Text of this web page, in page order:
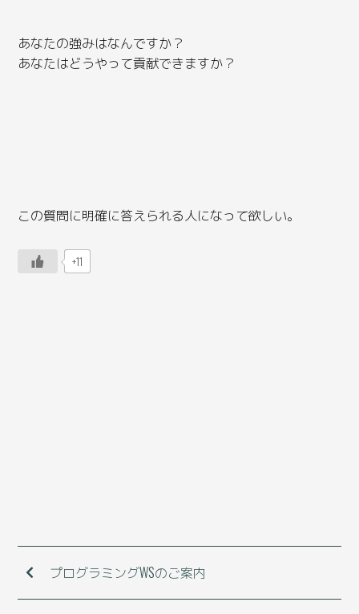
あなたの強みはなんですか？
あなたはどうやって貢献できますか？
この質問に明確に答えられる人になって欲しい。
+11
プログラミングWSのご案内